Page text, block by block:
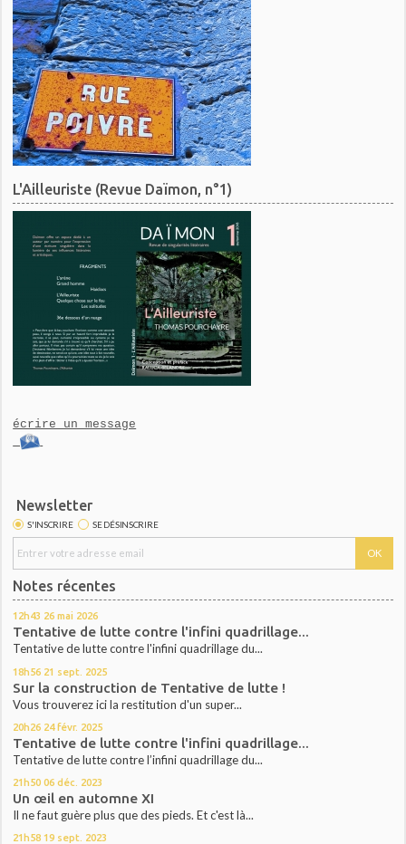
L'Ailleuriste (Revue Daïmon, n°1)
écrire un message
Newsletter
S'INSCRIRE SE DÉSINSCRIRE
Notes récentes
12h43 26 mai 2026
Tentative de lutte contre l'infini quadrillage...
Tentative de lutte contre l'infini quadrillage du...
18h56 21 sept. 2025
Sur la construction de Tentative de lutte !
Vous trouverez ici la restitution d'un super...
20h26 24 févr. 2025
Tentative de lutte contre l'infini quadrillage...
Tentative de lutte contre l’infini quadrillage du...
21h50 06 déc. 2023
Un œil en automne XI
Il ne faut guère plus que des pieds. Et c'est là...
21h58 19 sept. 2023